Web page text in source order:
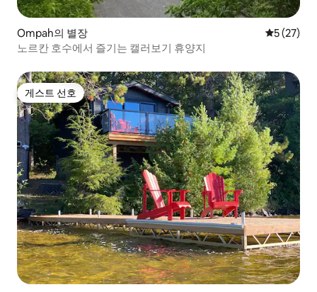
Ompah의 별장 평점 5점
5 (27)
노르칸 호수에서 즐기는 캘러보기 휴양지
게스트 선호
게스트 선호